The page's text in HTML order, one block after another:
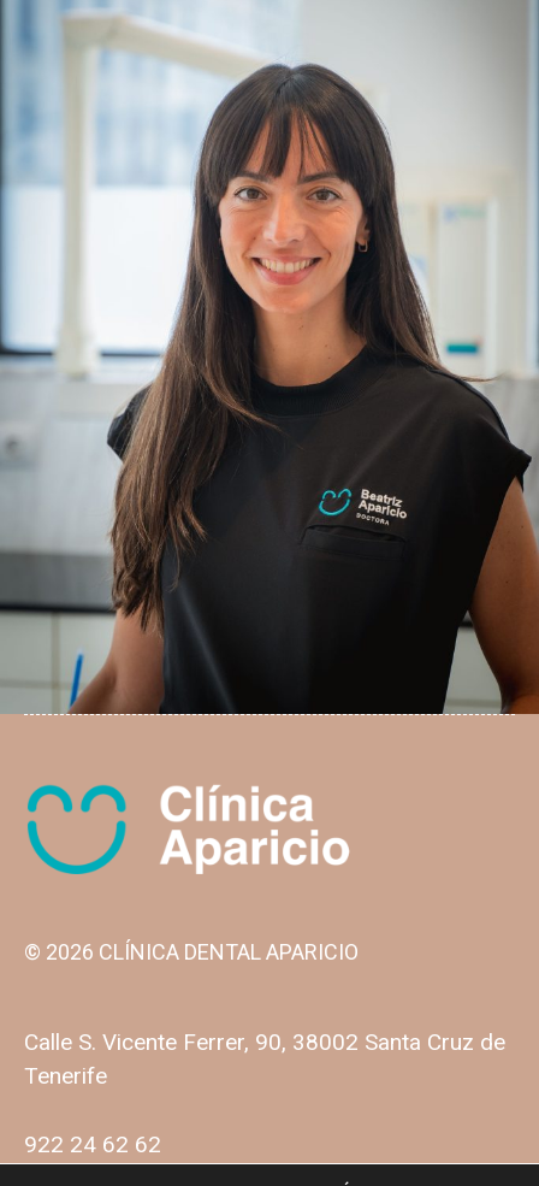
© 2026 CLÍNICA DENTAL APARICIO
Calle S. Vicente Ferrer, 90, 38002 Santa Cruz de
Tenerife
922 24 62 62